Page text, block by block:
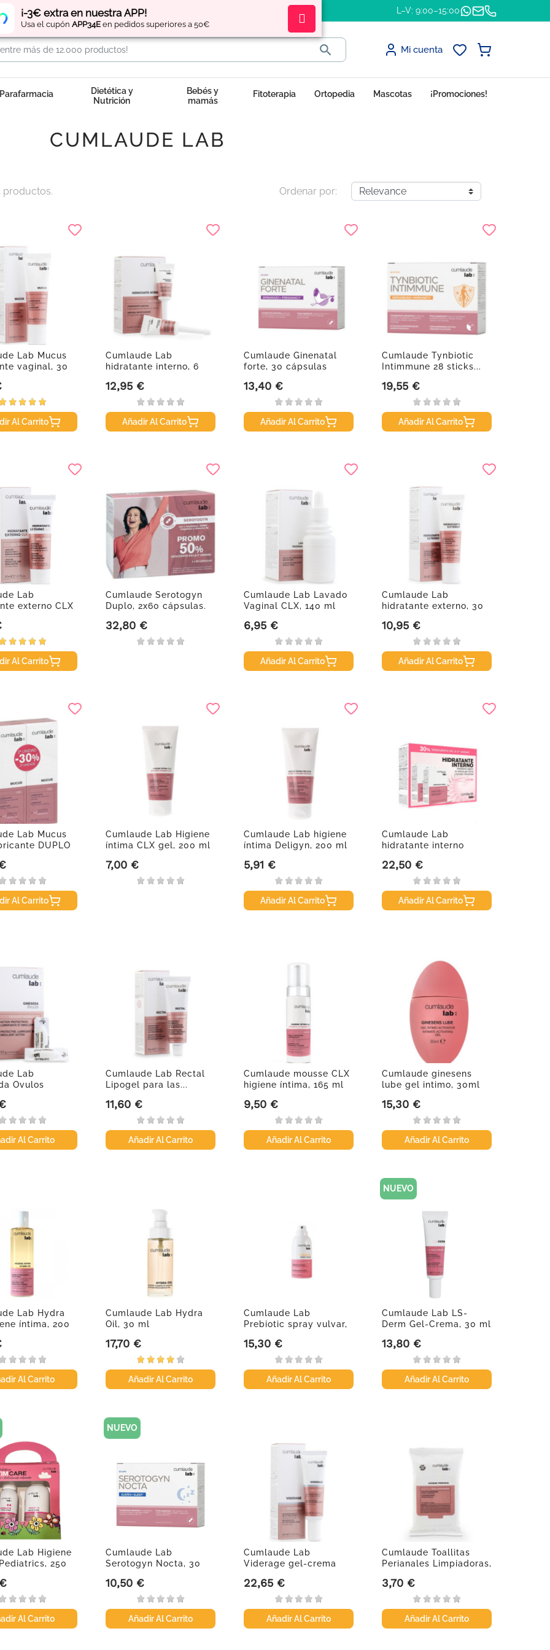
¡-3€ extra en nuestra APP!
Usa el cupón APP34E en pedidos superiores a 50€
Regístratey obtén L–V: 9:00–15:00
 Mi cuenta
Parafarmacia
Dietética y
Nutrición
Bebés y
mamás
Fitoterapia Ortopedia Mascotas ¡Promociones!
CUMLAUDE LAB
productos. Ordenar por:
Lab Mucus
vaginal, 30
Al Carrito
Cumlaude Lab
hidratante interno, 6
Precio
12,95 €
Añadir Al Carrito
Cumlaude Ginenatal
forte, 30 cápsulas
Precio
13,40 €
Añadir Al Carrito
Cumlaude Tynbiotic
Intimmune 28 sticks...
Precio
19,55 €
Añadir Al Carrito
Lab
externo CLX
Al Carrito
Cumlaude Serotogyn
Duplo, 2x60 cápsulas.
Precio
32,80 €
Cumlaude Lab Lavado
Vaginal CLX, 140 ml
Precio
6,95 €
Añadir Al Carrito
Cumlaude Lab
hidratante externo, 30
Precio
10,95 €
Añadir Al Carrito
Lab Mucus
DUPLO
Al Carrito
Cumlaude Lab Higiene
íntima CLX gel, 200 ml
Precio
7,00 €
Cumlaude Lab higiene
íntima Deligyn, 200 ml
Precio
5,91 €
Añadir Al Carrito
Cumlaude Lab
hidratante interno
Precio
22,50 €
Añadir Al Carrito
Lab
Ovulos
Al Carrito
Cumlaude Lab Rectal
Lipogel para las...
Precio
11,60 €
Añadir Al Carrito
Cumlaude mousse CLX
higiene íntima, 165 ml
Precio
9,50 €
Añadir Al Carrito
Cumlaude ginesens
lube gel intimo, 30ml
Precio
15,30 €
Añadir Al Carrito
Lab Hydra
íntima, 200
Al Carrito
Cumlaude Lab Hydra
Oil, 30 ml
Precio
17,70 €
Añadir Al Carrito
Cumlaude Lab
Prebiotic spray vulvar,
Precio
15,30 €
Añadir Al Carrito
Cumlaude Lab LS-
Derm Gel-Crema, 30 ml
Precio
13,80 €
Añadir Al Carrito
NUEVO
Lab Higiene
250
Al Carrito
Cumlaude Lab
Serotogyn Nocta, 30
Precio
10,50 €
Añadir Al Carrito
NUEVO
Cumlaude Lab
Viderage gel-crema
Precio
22,65 €
Añadir Al Carrito
Cumlaude Toallitas
Perianales Limpiadoras,
Precio
3,70 €
Añadir Al Carrito